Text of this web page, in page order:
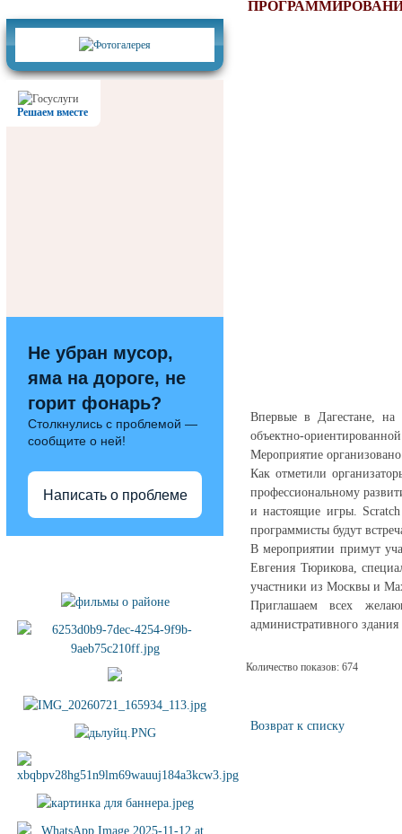
Решаем вместе
Не убран мусор,
яма на дороге, не
горит фонарь?
Столкнулись с проблемой —
сообщите о ней!
Написать о проблеме
Впервые в Дагестане, на
объектно-
Мероприятие
Как отметили
профессиональному
и настоящие игры.
программисты будут
В мероприятии примут
Евгения Тюрикова,
участники из Москвы и
Приглашаем всех
административного
Количество показов: 674
Возврат к списку